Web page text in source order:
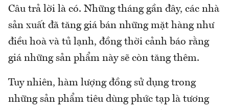
Câu trả lời là có. Những tháng gần đây, các nhà
sản xuất đã tăng giá bán những mặt hàng như
điều hoà và tủ lạnh, đồng thời cảnh báo rằng
giá những sản phẩm này sẽ còn tăng thêm.
Tuy nhiên, hàm lượng đồng sử dụng trong
những sản phẩm tiêu dùng phức tạp là tương